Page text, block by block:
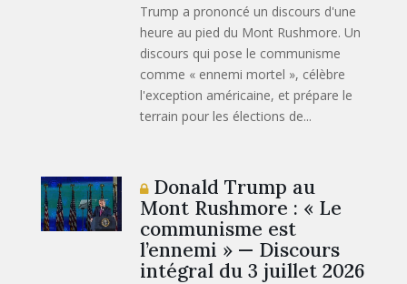
Trump a prononcé un discours d'une
heure au pied du Mont Rushmore. Un
discours qui pose le communisme
comme « ennemi mortel », célèbre
l'exception américaine, et prépare le
terrain pour les élections de...
Donald Trump au
Mont Rushmore : « Le
communisme est
l’ennemi » — Discours
intégral du 3 juillet 2026